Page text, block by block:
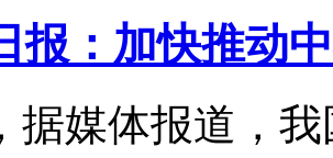
报：加快推动
据媒体报道，